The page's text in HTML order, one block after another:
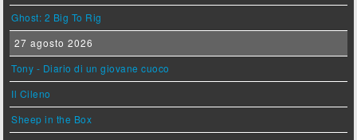
Ghost: 2 Big To Rig
27 agosto 2026
Tony - Diario di un giovane cuoco
Il Cileno
Sheep in the Box